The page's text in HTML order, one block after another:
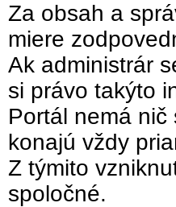
Za obsah a
miere
Ak administrár
si právo takýto
Portál nemá
konajú vždy
Z týmito
spoločné.